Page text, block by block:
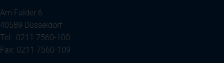
Am Falder 6
40589 Düsseldorf
Tel: 0211 7560-100
Fax: 0211 7560-109